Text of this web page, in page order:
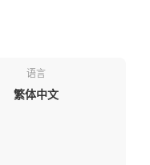
语言
繁体中文